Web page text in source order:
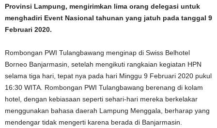
Provinsi Lampung, mengirimkan lima orang delegasi untuk
menghadiri Event Nasional tahunan yang jatuh pada tanggal 9
Februari 2020.
Rombongan PWI Tulangbawang menginap di Swiss Belhotel
Borneo Banjarmasin, setelah mengikuti rangkaian kegiatan HPN
selama tiga hari, tepat nya pada hari Minggu 9 Februari 2020 pukul
16:30 WITA. Rombongan PWI Tulangbawang berenang di kolam
hotel, dengan kebiasaan seperti sehari-hari mereka berkelakar
menggunakan bahasa daerah Lampung Menggala, berharap yang
mendengar tidak mengerti karena berada di Banjarmasin.